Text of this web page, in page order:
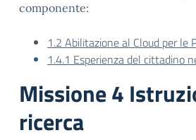
componente:
1.2 Abilitazione al Cloud per le P
1.4.1 Esperienza del cittadino
Missione 4
ricerca